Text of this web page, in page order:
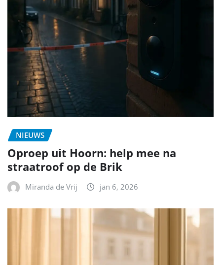
NIEUWS
Oproep uit Hoorn: help mee na
straatroof op de Brik
Miranda de Vrij jan 6, 2026